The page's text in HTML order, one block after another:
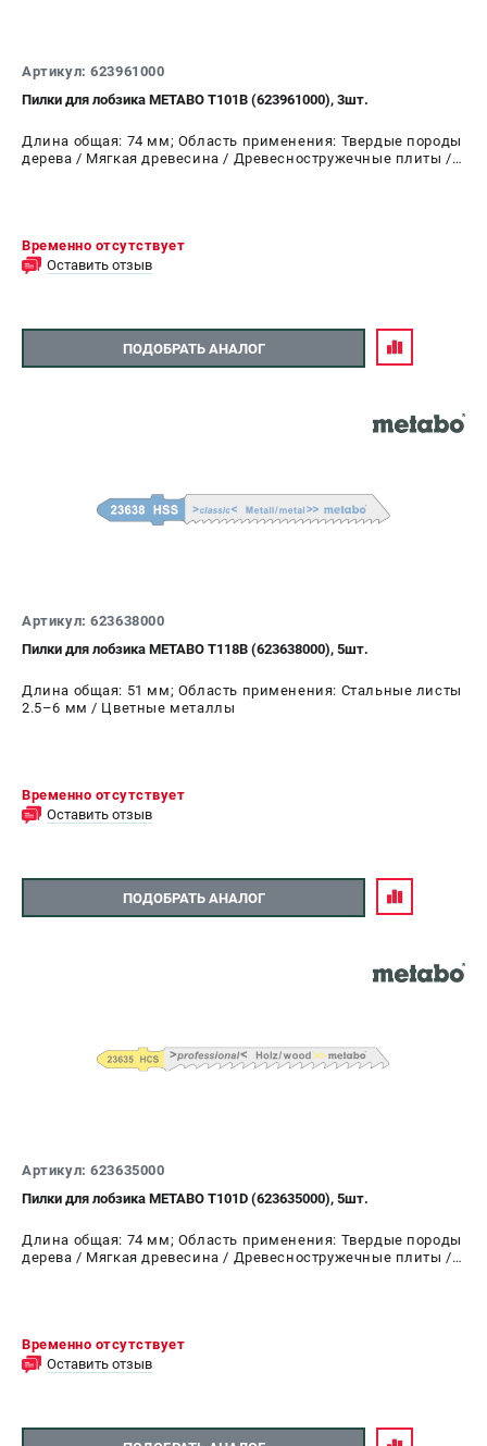
Артикул: 623961000
Пилки для лобзика METABO Т101B (623961000), 3шт.
Длина общая: 74 мм; Область применения: Твердые породы
дерева / Мягкая древесина / Древесностружечные плиты /
Временно отсутствует
Оставить отзыв
ПОДОБРАТЬ АНАЛОГ
Артикул: 623638000
Пилки для лобзика METABO Т118B (623638000), 5шт.
Длина общая: 51 мм; Область применения: Стальные листы
2.5–6 мм / Цветные металлы
Временно отсутствует
Оставить отзыв
ПОДОБРАТЬ АНАЛОГ
Артикул: 623635000
Пилки для лобзика METABO Т101D (623635000), 5шт.
Длина общая: 74 мм; Область применения: Твердые породы
дерева / Мягкая древесина / Древесностружечные плиты /
Временно отсутствует
Оставить отзыв